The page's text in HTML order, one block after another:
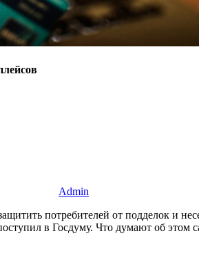
Admin
потребителей от подделок и
в Госдуму. Что думают об этом